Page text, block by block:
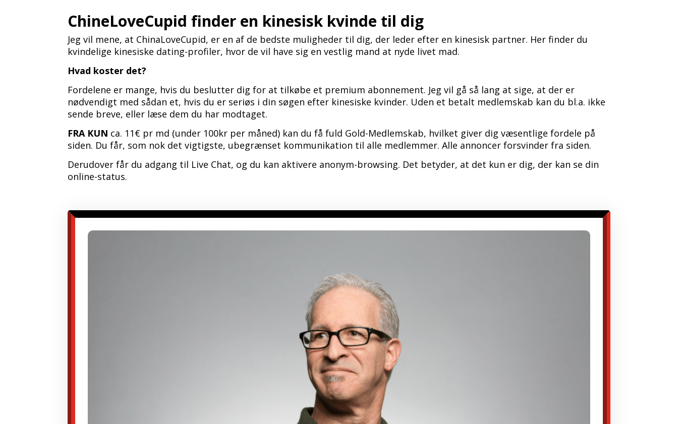
ChineLoveCupid finder en kinesisk kvinde til dig
Jeg vil mene, at ChinaLoveCupid, er en af de bedste muligheder til dig, der leder efter en kinesisk partner. Her finder du
kvindelige kinesiske dating-profiler, hvor de vil have sig en vestlig mand at nyde livet mad.
Hvad koster det?
Fordelene er mange, hvis du beslutter dig for at tilkøbe et premium abonnement. Jeg vil gå så lang at sige, at der er
nødvendigt med sådan et, hvis du er seriøs i din søgen efter kinesiske kvinder. Uden et betalt medlemskab kan du bl.a. ikke
sende breve, eller læse dem du har modtaget.
FRA KUN ca. 11€ pr md (under 100kr per måned) kan du få fuld Gold-Medlemskab, hvilket giver dig væsentlige fordele på
siden. Du får, som nok det vigtigste, ubegrænset kommunikation til alle medlemmer. Alle annoncer forsvinder fra siden.
Derudover får du adgang til Live Chat, og du kan aktivere anonym-browsing. Det betyder, at det kun er dig, der kan se din
online-status.